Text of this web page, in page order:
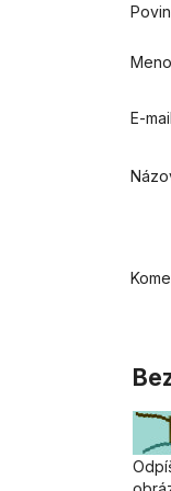
Meno
E-mail